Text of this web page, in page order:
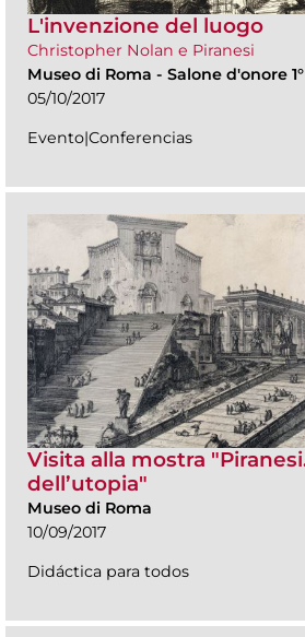
L'invenzione del luogo
Christopher Nolan e Piranesi
Museo di Roma - Salone d'onore
05/10/2017
Evento|Conferencias
Visita alla mostra
dell’utopia"
Museo di Roma
10/09/2017
Didáctica para todos